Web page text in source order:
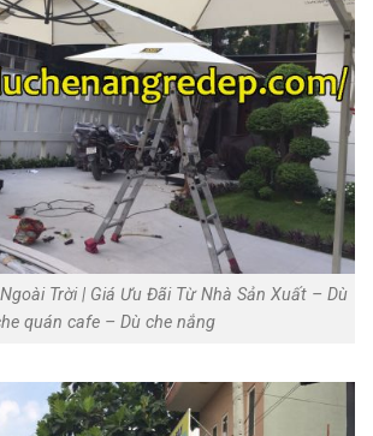
Trời | Giá Ưu Đãi Từ Nhà Sản Xuất‎ – Dù
quán cafe – Dù che nắng